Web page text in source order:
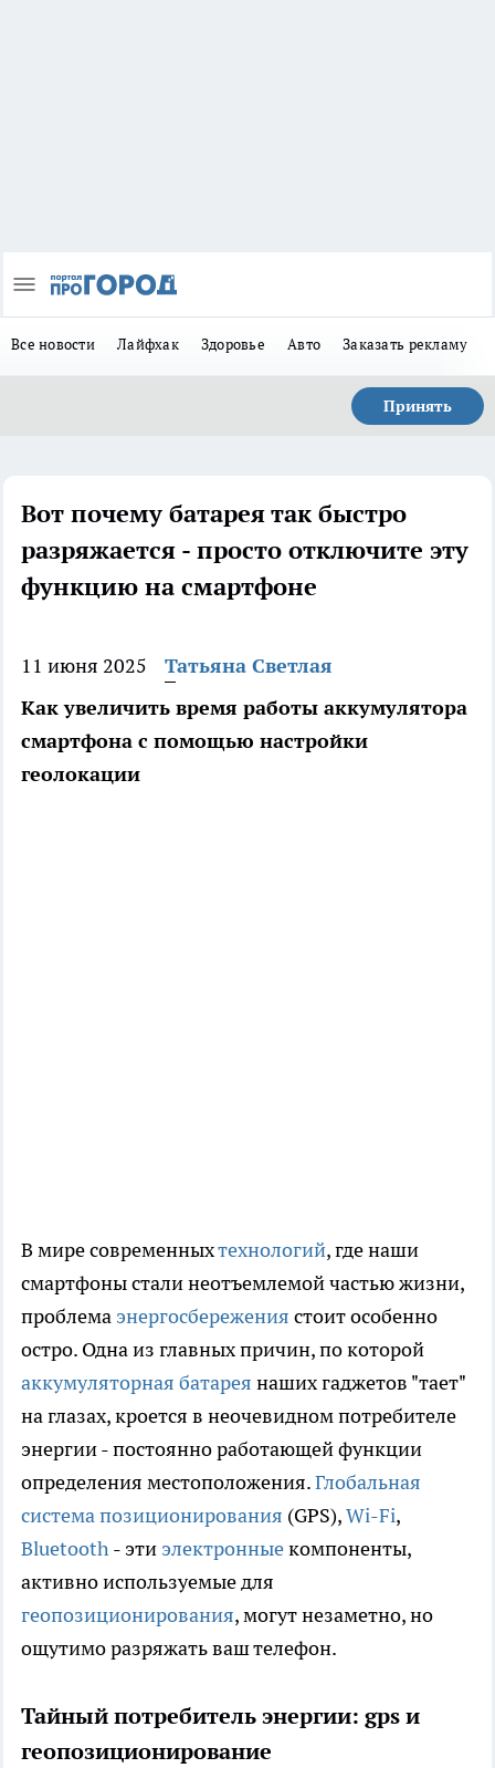
Все новости Лайфхак Здоровье Авто Заказать рекламу
Принять
Вот почему батарея так быстро
разряжается - просто отключите эту
функцию на смартфоне
11 июня 2025
Татьяна Светлая
Как увеличить время работы аккумулятора
смартфона с помощью настройки
геолокации
В мире современныхтехнологий, где наши
смартфоны стали неотъемлемой частью жизни,
проблема энергосбережения стоит особенно
остро. Одна из главных причин, по которой
аккумуляторная батарея наших гаджетов "тает"
на глазах, кроется в неочевидном потребителе
энергии - постоянно работающей функции
определения местоположения.Глобальная
система позиционирования (GPS),Wi-Fi,
Bluetooth- эти электронныекомпоненты,
активно используемые для
геопозиционирования, могут незаметно, но
ощутимо разряжать ваш телефон.
Тайный потребитель энергии: gps и
геопозиционирование